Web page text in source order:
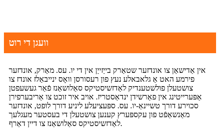
וועגן די רוט
אין אַדישאַן צו אונדזער שטאַרק בייַזייַן אין די יו. עס. מאַרק, אונדזער
פירמע האט אַ גלאבאלע נעץ פון רעסורסן וואָס ינייבאַלז אונדז צו
צושטעלן פולשטענדיק לאַדזשיסטיקס סאַלושאַנז פֿאַר געשעפטן
אַפּערייטינג אין פאַרשידן ינדאַסטריז. אויב איר זוכט צו אַריבערפירן
סכוירע דורך טשיינאַ-יו. עס. ספּעציעלע ליניע דורך לופט, אונדזער
מאַנשאַפֿט פון עקספּערץ קענען צושטעלן די בעסטער מעגלעך
לאַדזשיסטיקס סאַלושאַנז צו דיין דאַרף.